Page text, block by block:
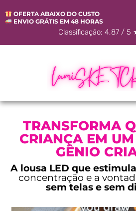
OFERTA ABAIXO DO CUSTO
ENVIO GRÁTIS EM 48 HORAS
Classificação: 4,87 /
TRANSFORMA
CRIANÇA EM
GÊNIO
A lousa LED que
concentração e a
sem telas e sem